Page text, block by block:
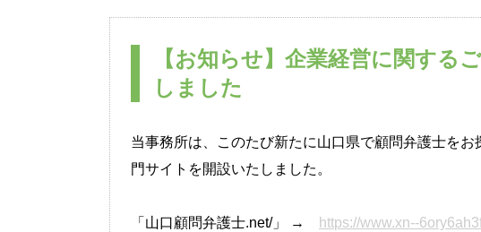
【お知らせ】企業経営に関する
しました
当事務所は、このたび新たに山口県で顧問弁護士を
門サイトを開設いたしました。
「山口顧問弁護士.net/」 → https://www.xn--